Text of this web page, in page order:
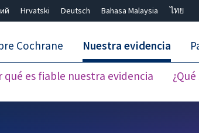
Hrvatski Deutsch Bahasa Malaysia
ไทย
Cochrane Nuestra evidencia
qué es fiable nuestra evidencia